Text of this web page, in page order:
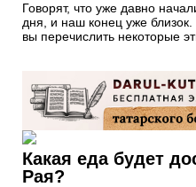
Говорят, что уже давно
дня, и наш конец уже
вы перечислить некоторые
Какая еда будет
Рая?